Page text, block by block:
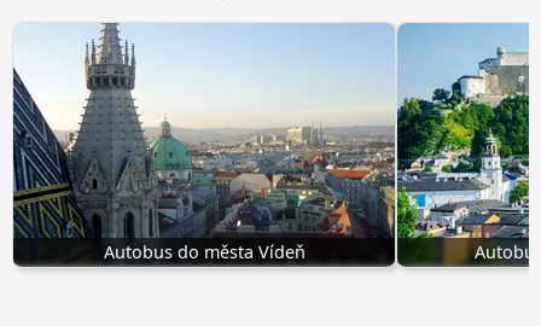
Autobus do města Vídeň